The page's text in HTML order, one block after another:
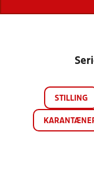
STILLING